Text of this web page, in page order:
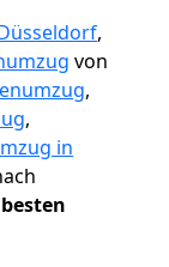
,
von
,
,
in